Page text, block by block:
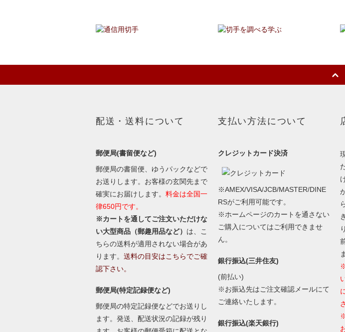
配送・送料について
郵便局(書留便など)
郵便局の書留便、ゆうパックなどで
お送りします。お客様の玄関先まで
確実にお届けします。 料金は全国一
律650円です。
※カートを通してご注文いただけな
い大型商品（郵趣用品など） は、こ
ちらの送料が適用されない場合があ
ります。 送料の目安はこちらでご確
認下さい。
郵便局(特定記録便など)
郵便局の特定記録便などでお送りし
ます。発送、配送状況の記録が残り
支払い方法について
クレジットカード決済
※AMEX/VISA/JCB/MASTER/DINE
RSがご利用可能です。
※ホームページのカートを通さない
ご購入についてはご利用できませ
ん。
銀行振込(三井住友)
(前払い)
※お振込先はご注文確認メールにて
ご連絡いたします。
銀行振込(楽天銀行)